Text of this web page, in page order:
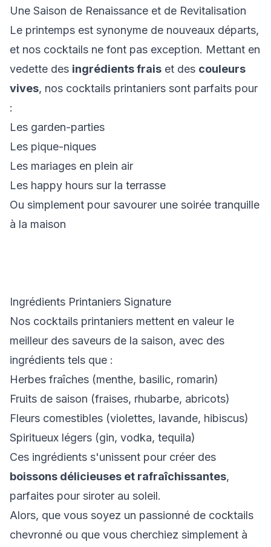
Une Saison de Renaissance et de Revitalisation
Le printemps est synonyme de nouveaux départs,
et nos cocktails ne font pas exception. Mettant en
vedette des ingrédients frais et des couleurs
vives, nos cocktails printaniers sont parfaits pour
:
Les garden-parties
Les pique-niques
Les mariages en plein air
Les happy hours sur la terrasse
Ou simplement pour savourer une soirée tranquille
à la maison
Ingrédients Printaniers Signature
Nos cocktails printaniers mettent en valeur le
meilleur des saveurs de la saison, avec des
ingrédients tels que :
Herbes fraîches (menthe, basilic, romarin)
Fruits de saison (fraises, rhubarbe, abricots)
Fleurs comestibles (violettes, lavande, hibiscus)
Spiritueux légers (gin, vodka, tequila)
Ces ingrédients s'unissent pour créer des
boissons délicieuses et rafraîchissantes,
parfaites pour siroter au soleil.
Alors, que vous soyez un passionné de cocktails
chevronné ou que vous cherchiez simplement à